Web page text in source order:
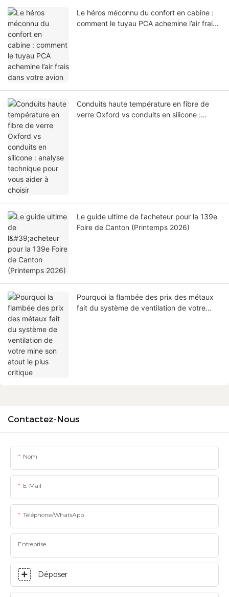
Le héros méconnu du confort en cabine :
comment le tuyau PCA achemine l’air frais
Conduits haute température en fibre de
verre Oxford vs conduits en silicone :
Le guide ultime de l'acheteur pour la 139e
Foire de Canton (Printemps 2026)
Pourquoi la flambée des prix des métaux
fait du système de ventilation de votre
Contactez-Nous
Nom
E-Mail
Téléphone/WhatsApp
Entreprise
Déposer